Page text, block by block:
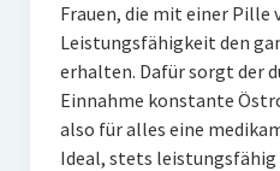
Frauen, die mit einer Pille
Leistungsfähigkeit den
erhalten. Dafür sorgt der
Einnahme konstante
also für alles eine
Ideal, stets leistungsfähig